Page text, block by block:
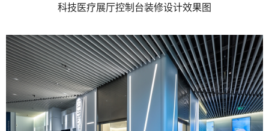
科技医疗展厅控制台装修设计效果图